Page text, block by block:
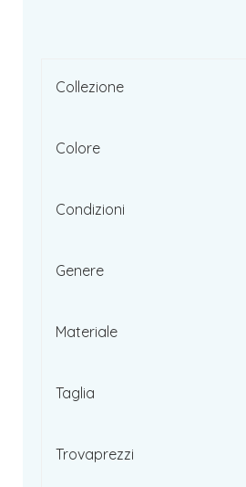
Collezione
Colore
Condizioni
Genere
Materiale
Taglia
Trovaprezzi